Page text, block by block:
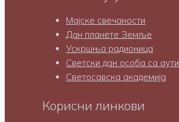
Мајске свечаности
Дан планете Земље
Ускршња радионица
Светски дан особа са
Светосавска академија
Корисни линкови